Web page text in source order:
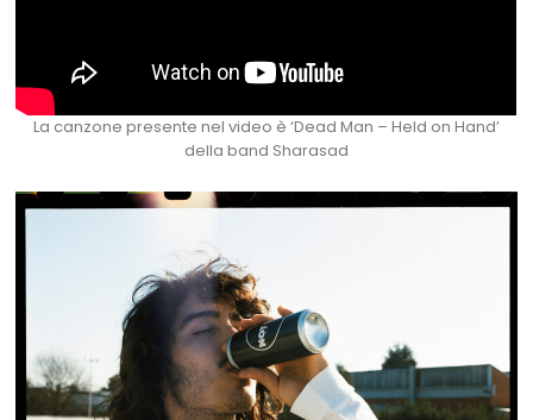
La canzone presente nel video è ‘Dead Man – Held on Hand’
della band Sharasad